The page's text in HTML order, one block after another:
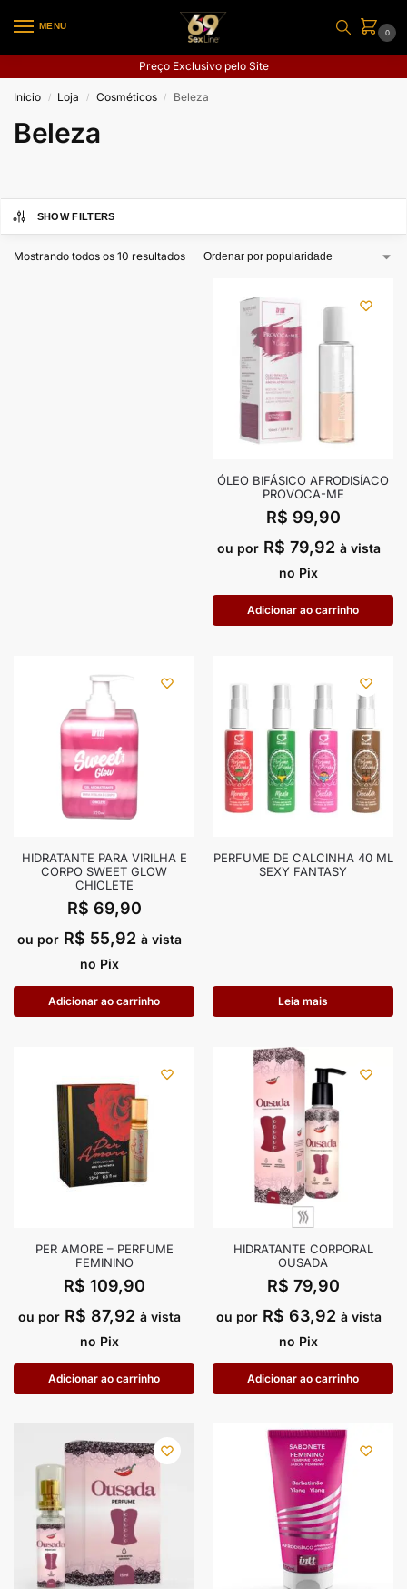
MENU
0
Preço Exclusivo pelo Site
Início / Loja / Cosméticos / Beleza
Beleza
SHOW FILTERS
Mostrando todos os 10 resultados
ÓLEO BIFÁSICO AFRODISÍACO
PROVOCA-ME
R$ 99,90
ou por R$ 79,92 à vista
no Pix
Adicionar ao carrinho
HIDRATANTE PARA VIRILHA E
CORPO SWEET GLOW
CHICLETE
R$ 69,90
ou por R$ 55,92 à vista
no Pix
Adicionar ao carrinho
PERFUME DE CALCINHA 40 ML
SEXY FANTASY
Leia mais
PER AMORE – PERFUME
FEMININO
R$ 109,90
ou por R$ 87,92 à vista
no Pix
Adicionar ao carrinho
HIDRATANTE CORPORAL
OUSADA
R$ 79,90
ou por R$ 63,92 à vista
no Pix
Adicionar ao carrinho